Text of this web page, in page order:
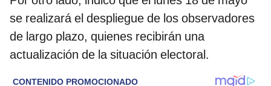
se realizará el despliegue de los observadores
de largo plazo, quienes recibirán una
actualización de la situación electoral.